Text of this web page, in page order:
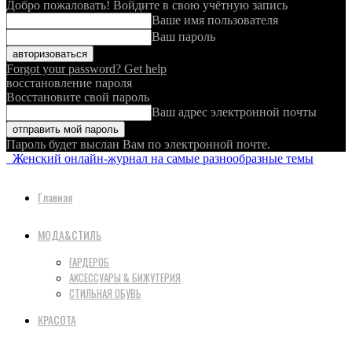
Добро пожаловать! Войдите в свою учётную запись
Ваше имя пользователя
Ваш пароль
Forgot your password? Get help
восстановление пароля
Восстановите свой пароль
Ваш адрес электронной почты
Пароль будет выслан Вам по электронной почте.
Женский онлайн-журнал на самые разнообразные темы
Главная
МОДА&СТИЛЬ
ГАРДЕРОБ
АКСЕССУАРЫ & БИЖУТЕРИЯ
СТИЛЬНАЯ ОБУВЬ
КРАСОТА